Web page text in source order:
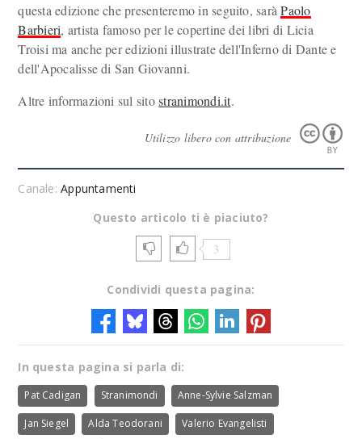
questa edizione che presenteremo in seguito, saràPaolo
Barbieri, artista famoso per le copertine dei libri di Licia
Troisi ma anche per edizioni illustrate dell'Inferno di Dante e
dell'Apocalisse di San Giovanni.
Altre informazioni sul sitostranimondi.it.
Utilizzo libero con attribuzione
Canale:Appuntamenti
Questo articolo ti è piaciuto?
3
Condividi questa pagina:
In questa pagina si parla di:
Pat Cadigan Stranimondi Anne-Sylvie Salzman
Jan Siegel Alda Teodorani Valerio Evangelisti